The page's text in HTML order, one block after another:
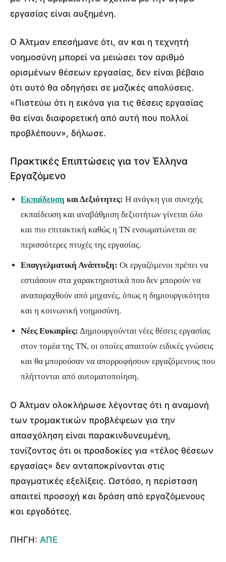
εργασίας είναι αυξημένη.
Ο Άλτμαν επεσήμανε ότι, αν και η τεχνητή
νοημοσύνη μπορεί να μειώσει τον αριθμό
ορισμένων θέσεων εργασίας, δεν είναι βέβαιο
ότι αυτό θα οδηγήσει σε μαζικές απολύσεις.
«Πιστεύω ότι η εικόνα για τις θέσεις εργασίας
θα είναι διαφορετική από αυτή που πολλοί
προβλέπουν», δήλωσε.
Πρακτικές Επιπτώσεις για τον Έλληνα
Εργαζόμενο
Εκπαίδευση και Δεξιότητες: Η ανάγκη για συνεχής
εκπαίδευση και αναβάθμιση δεξιοτήτων γίνεται όλο
και πιο επιτακτική καθώς η ΤΝ ενσωματώνεται σε
περισσότερες πτυχές της εργασίας.
Επαγγελματική Ανάπτυξη: Οι εργαζόμενοι πρέπει να
εστιάσουν στα χαρακτηριστικά που δεν μπορούν να
αναπαραχθούν από μηχανές, όπως η δημιουργικότητα
και η κοινωνική νοημοσύνη.
Νέες Ευκαιρίες: Δημιουργούνται νέες θέσεις εργασίας
στον τομέα της ΤΝ, οι οποίες απαιτούν ειδικές γνώσεις
και θα μπορούσαν να απορροφήσουν εργαζόμενους που
πλήττονται από αυτοματοποίηση.
Ο Άλτμαν ολοκλήρωσε λέγοντας ότι η αναμονή
των τρομακτικών προβλέψεων για την
απασχόληση είναι παρακινδυνευμένη,
τονίζοντας ότι οι προσδοκίες για «τέλος θέσεων
εργασίας» δεν ανταποκρίνονται στις
πραγματικές εξελίξεις. Ωστόσο, η περίσταση
απαιτεί προσοχή και δράση από εργαζόμενους
και εργοδότες.
ΠΗΓΗ: ΑΠΕ